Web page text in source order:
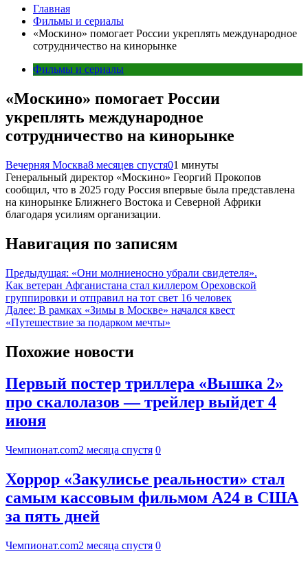
Главная
Фильмы и сериалы
«Москино» помогает России укреплять международное
сотрудничество на кинорынке
Фильмы и сериалы
«Москино» помогает России
укреплять международное
сотрудничество на кинорынке
Вечерняя Москва8 месяцев спустя01 минуты
Генеральный директор «Москино» Георгий Прокопов
сообщил, что в 2025 году Россия впервые была представлена
на кинорынке Ближнего Востока и Северной Африки
благодаря усилиям организации.
Навигация по записям
Предыдущая: «Они молниеносно убрали свидетеля».
Как ветеран Афганистана стал киллером Ореховской
группировки и отправил на тот свет 16 человек
Далее: В рамках «Зимы в Москве» начался квест
«Путешествие за подарком мечты»
Похожие новости
Первый постер триллера «Вышка 2»
про скалолазов — трейлер выйдет 4
июня
Чемпионат.com2 месяца спустя 0
Хоррор «Закулисье реальности» стал
самым кассовым фильмом А24 в США
за пять дней
Чемпионат.com2 месяца спустя 0